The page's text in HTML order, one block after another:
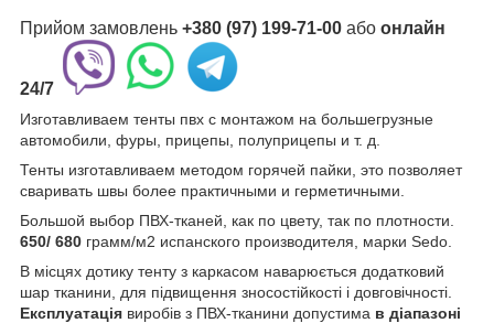
Прийом замовлень +380 (97) 199-71-00 або онлайн
24/7
Изготавливаем тенты пвх с монтажом на большегрузные
автомобили, фуры, прицепы, полуприцепы и т. д.
Тенты изготавливаем методом горячей пайки, это позволяет
сваривать швы более практичными и герметичными.
Большой выбор ПВХ-тканей, как по цвету, так по плотности.
650/ 680 грамм/м2 испанского производителя, марки Sedo.
В місцях дотику тенту з каркасом наварюється додатковий
шар тканини, для підвищення зносостійкості і довговічності.
Експлуатація виробів з ПВХ-тканини допустима в діапазоні